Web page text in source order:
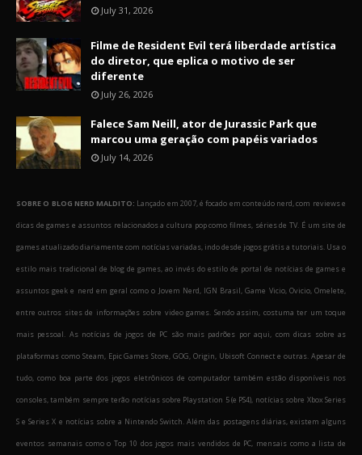
July 31, 2026
Filme de Resident Evil terá liberdade artística
do diretor, que eplica o motivo de ser
diferente
July 26, 2026
Falece Sam Neill, ator de Jurassic Park que
marcou uma geração com papéis variados
July 14, 2026
SOBRE O BLOG NERD MALDITO: Lançado em 2007, é focado em conteúdo nerd, com reviews e
dicas de games e assuntos relacionados a cultura pop como filmes, séries de TV. É um site de
games atualizado diariamente com notícias variadas, indo desde jogos grátis a tutoriais. Usa o
estilo mais tradicional de blog de games, ao invés do estilo de portal de notícias de games e
assuntos geek e nerd em geral como o Jovem Nerd, IGN Brasil, Game Vicio, Ovicio, Omelete,
entre outros sites de informações sobre video games. Sendo assim, costuma ter um toque
mais pessoal. As notícias de jogos de PC são mais padrões por aqui, com dicas sobre as
plataformas como Steam, Epic Games Store, GOG, Origin, Ubisoft Connect e outras. Apesar de
tudo, como boa parte dos jogos eletrônicos de computador também estão disponíveis nos
consoles, também sempre terão notícias sobre Playstation 5 (e PS4), notícias sobre Xbox Series
S e Series X e notícias sobre a Nintendo Switch. Além das postagens diárias, existem alguns
eventos semanais como o Top 10 dos jogos mais vendidos de PC, mensais como a lista de